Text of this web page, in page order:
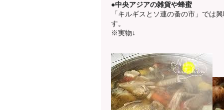
●中央アジアの雑貨や蜂蜜
「キルギスとソ連の蚤の市」では
す。
※実物↓